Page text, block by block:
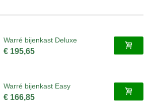
Warré bijenkast Deluxe
€ 195,65
Warré bijenkast Easy
€ 166,85